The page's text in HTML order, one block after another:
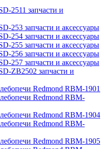
2511 запчасти и
253 запчасти и аксессуары
254 запчасти и аксессуары
255 запчасти и аксессуары
256 запчасти и аксессуары
257 запчасти и аксессуары
ZB2502 запчасти и
Redmond RBM-1901
Redmond RBM-
Redmond RBM-1904
Redmond RBM-
Redmond RBM-1905